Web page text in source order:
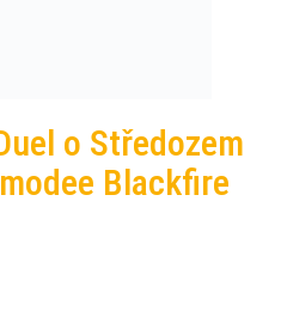
o Středozem
Blackfire
Kč.
je: 224 Kč.